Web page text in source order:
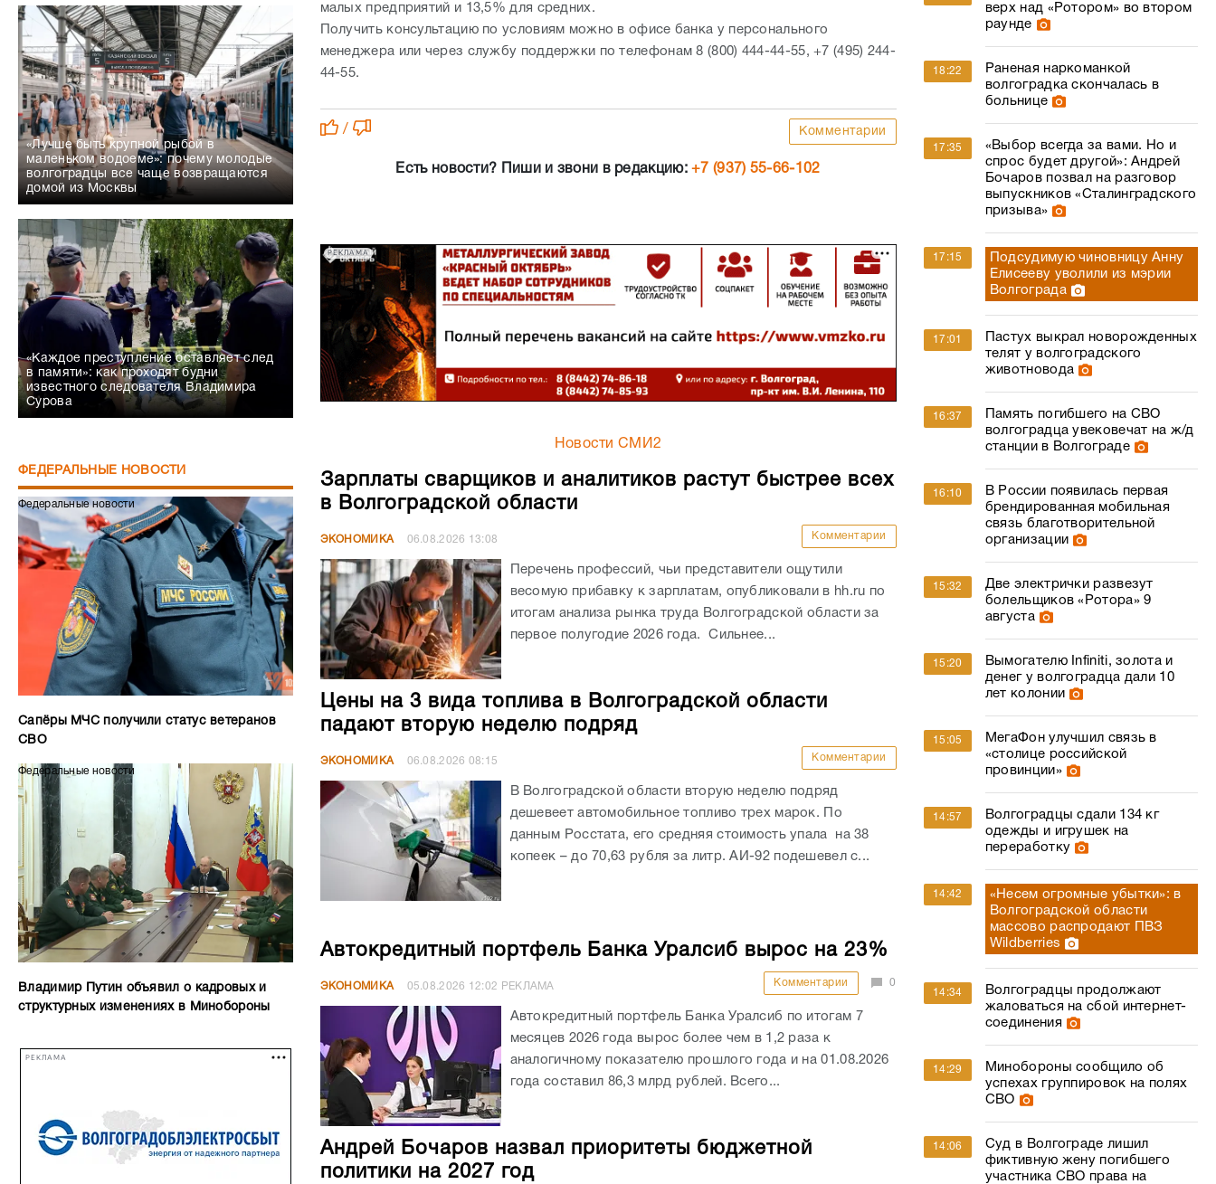
«Лучше быть крупной рыбой в
маленьком водоеме»: почему молодые
волгоградцы все чаще возвращаются
домой из Москвы
«Каждое преступление оставляет след
в памяти»: как проходят будни
известного следователя Владимира
Сурова
ФЕДЕРАЛЬНЫЕ НОВОСТИ
Федеральные новости
Сапёры МЧС получили статус ветеранов
СВО
Федеральные новости
Владимир Путин объявил о кадровых и
структурных изменениях в Минобороны
РЕКЛАМА
малых предприятий и 13,5% для средних.
Получить консультацию по условиям можно в офисе банка у персонального
менеджера или через службу поддержки по телефонам 8 (800) 444-44-55, +7 (495) 244-
44-55.
/ Комментарии
Есть новости? Пиши и звони в редакцию:+7 (937) 55-66-102
РЕКЛАМА
Новости СМИ2
Зарплаты сварщиков и аналитиков растут быстрее всех
в Волгоградской области
ЭКОНОМИКА 06.08.2026 13:08 Комментарии
Перечень профессий, чьи представители ощутили
весомую прибавку к зарплатам, опубликовали в hh.ru по
итогам анализа рынка труда Волгоградской области за
первое полугодие 2026 года. Сильнее...
Цены на 3 вида топлива в Волгоградской области
падают вторую неделю подряд
ЭКОНОМИКА 06.08.2026 08:15 Комментарии
В Волгоградской области вторую неделю подряд
дешевеет автомобильное топливо трех марок. По
данным Росстата, его средняя стоимость упала на 38
копеек – до 70,63 рубля за литр. АИ-92 подешевел с...
Автокредитный портфель Банка Уралсиб вырос на 23%
ЭКОНОМИКА 05.08.2026 12:02 РЕКЛАМА Комментарии 0
Автокредитный портфель Банка Уралсиб по итогам 7
месяцев 2026 года вырос более чем в 1,2 раза к
аналогичному показателю прошлого года и на 01.08.2026
года составил 86,3 млрд рублей. Всего...
Андрей Бочаров назвал приоритеты бюджетной
политики на 2027 год
верх над «Ротором» во втором
раунде
18:22
Раненая наркоманкой
волгоградка скончалась в
больнице
17:35
«Выбор всегда за вами. Но и
спрос будет другой»: Андрей
Бочаров позвал на разговор
выпускников «Сталинградского
призыва»
17:15
Подсудимую чиновницу Анну
Елисееву уволили из мэрии
Волгограда
17:01
Пастух выкрал новорожденных
телят у волгоградского
животновода
16:37
Память погибшего на СВО
волгоградца увековечат на ж/д
станции в Волгограде
16:10
В России появилась первая
брендированная мобильная
связь благотворительной
организации
15:32
Две электрички развезут
болельщиков «Ротора» 9
августа
15:20
Вымогателю Infiniti, золота и
денег у волгоградца дали 10
лет колонии
15:05
МегаФон улучшил связь в
«столице российской
провинции»
14:57
Волгоградцы сдали 134 кг
одежды и игрушек на
переработку
14:42
«Несем огромные убытки»: в
Волгоградской области
массово распродают ПВЗ
Wildberries
14:34
Волгоградцы продолжают
жаловаться на сбой интернет-
соединения
14:29
Минобороны сообщило об
успехах группировок на полях
СВО
14:06
Суд в Волгограде лишил
фиктивную жену погибшего
участника СВО права на